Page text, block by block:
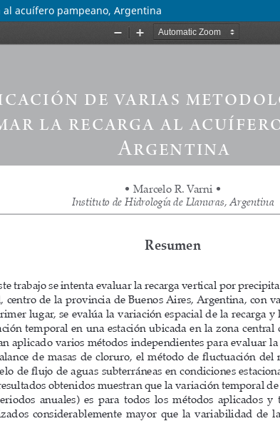
acuífero pampeano, Argentina